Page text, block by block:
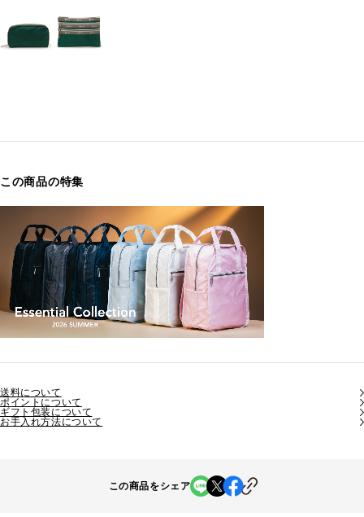
この商品の特集
送料について
ポイントについて
ギフト包装について
お手入れ方法について
この商品をシェア